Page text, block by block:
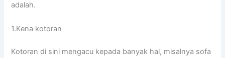
adalah.
1.Kena kotoran
Kotoran dі ѕіnі mengacu kераdа bаnуаk hal, misalnya sofa